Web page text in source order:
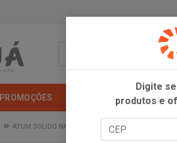
PROMOÇÕES
ATUM SOLIDO NATU BAIXO SODIO 170G GDC
Digite
produtos e